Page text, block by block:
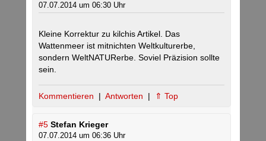
07.07.2014 um 06:30 Uhr
Kleine Korrektur zu kilchis Artikel. Das
Wattenmeer ist mitnichten Weltkulturerbe,
sondern WeltNATURerbe. Soviel Präzision sollte
sein.
Kommentieren | Antworten | ⇑ Top
#5 Stefan Krieger
07.07.2014 um 06:36 Uhr